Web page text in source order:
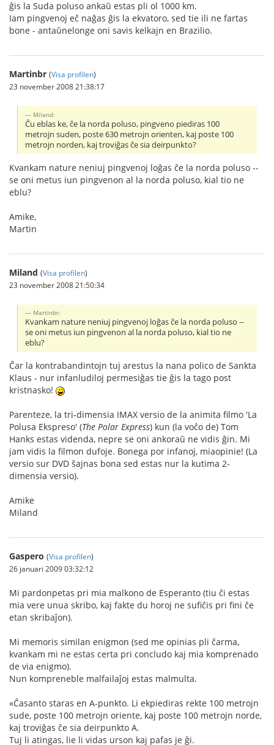
ĝis la Suda poluso ankaŭ estas pli ol 1000 km.
Iam pingvenoj eĉ naĝas ĝis la ekvatoro, sed tie ili ne fartas
bone - antaŭnelonge oni savis kelkajn en Brazilio.
Martinbr (Visa profilen)
23 november 2008 21:38:17
Miland:
Ĉu eblas ke, ĉe la norda poluso, pingveno piediras 100
metrojn suden, poste 630 metrojn orienten, kaj poste 100
metrojn norden, kaj troviĝas ĉe sia deirpunkto?
Kvankam nature neniuj pingvenoj loĝas ĉe la norda poluso --
se oni metus iun pingvenon al la norda poluso, kial tio ne
eblu?
Amike,
Martin
Miland (Visa profilen)
23 november 2008 21:50:34
Martinbr:
Kvankam nature neniuj pingvenoj loĝas ĉe la norda poluso --
se oni metus iun pingvenon al la norda poluso, kial tio ne
eblu?
Ĉar la kontrabandintojn tuj arestus la nana polico de Sankta
Klaus - nur infanludiloj permesiĝas tie ĝis la tago post
kristnasko!
Parenteze, la tri-dimensia IMAX versio de la animita filmo 'La
Polusa Ekspreso' (The Polar Express) kun (la voĉo de) Tom
Hanks estas videnda, nepre se oni ankoraŭ ne vidis ĝin. Mi
jam vidis la filmon dufoje. Bonega por infanoj, miaopinie! (La
versio sur DVD ŝajnas bona sed estas nur la kutima 2-
dimensia versio).
Amike
Miland
Gaspero (Visa profilen)
26 januari 2009 03:32:12
Mi pardonpetas pri mia malkono de Esperanto (tiu ĉi estas
mia vere unua skribo, kaj fakte du horoj ne sufiĉis pri fini ĉe
etan skribaĵon).
Mi memoris similan enigmon (sed me opinias pli ĉarma,
kvankam mi ne estas certa pri concludo kaj mia komprenado
de via enigmo).
Nun kompreneble malfailaĵoj estas malmulta.
«Ĉasanto staras en A-punkto. Li ekpiediras rekte 100 metrojn
sude, poste 100 metrojn oriente, kaj poste 100 metrojn norde,
kaj troviĝas ĉe sia deirpunkto A.
Tuj li atingas, lie li vidas urson kaj pafas je ĝi.